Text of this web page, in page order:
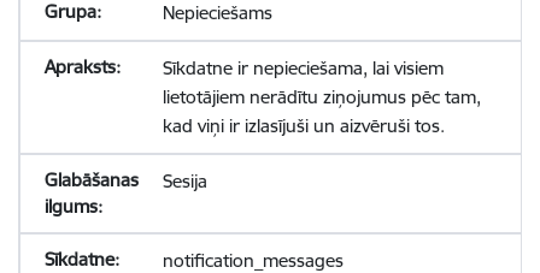
Nepieciešams
Sīkdatne ir nepieciešama, lai visiem
lietotājiem nerādītu ziņojumus pēc tam,
kad viņi ir izlasījuši un aizvēruši tos.
Sesija
notification_messages